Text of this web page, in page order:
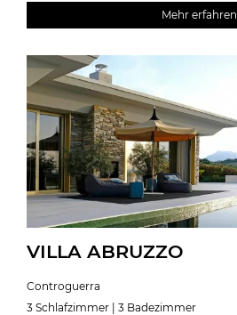
Mehr erfahren
VILLA ABRUZZO
Controguerra
3 Schlafzimmer | 3 Badezimmer